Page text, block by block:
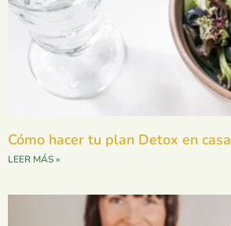
Cómo hacer tu plan Detox en casa
LEER MÁS »